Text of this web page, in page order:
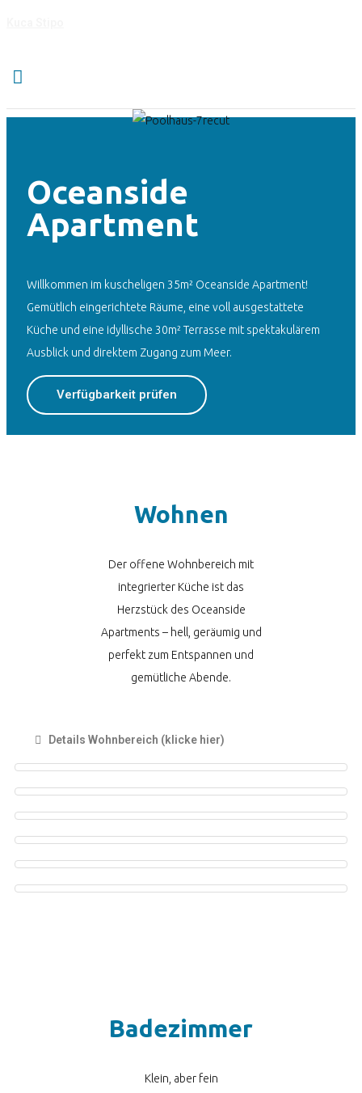
Oceanside
Apartment
Willkommen im kuscheligen 35m² Oceanside Apartment!
Gemütlich eingerichtete Räume, eine voll ausgestattete
Küche und eine idyllische 30m² Terrasse mit spektakulärem
Ausblick und direktem Zugang zum Meer.
Verfügbarkeit prüfen
Wohnen
Der offene Wohnbereich mit
integrierter Küche ist das
Herzstück des Oceanside
Apartments – hell, geräumig und
perfekt zum Entspannen und
gemütliche Abende.
Details Wohnbereich (klicke hier)
Badezimmer
Klein, aber fein